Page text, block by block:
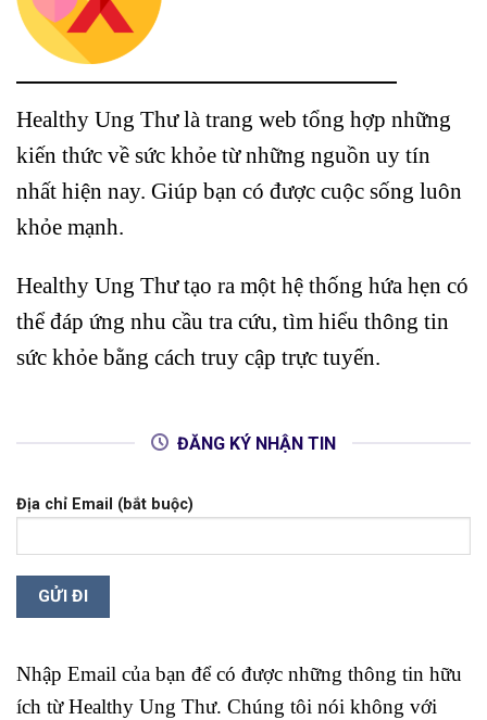
Healthy Ung Thư là trang web tổng hợp những
kiến thức về sức khỏe từ những nguồn uy tín
nhất hiện nay. Giúp bạn có được cuộc sống luôn
khỏe mạnh.
Healthy Ung Thư tạo ra một hệ thống hứa hẹn có
thể đáp ứng nhu cầu tra cứu, tìm hiểu thông tin
sức khỏe bằng cách truy cập trực tuyến.
ĐĂNG KÝ NHẬN TIN
Địa chỉ Email (bắt buộc)
Nhập Email của bạn để có được những thông tin hữu
ích từ Healthy Ung Thư. Chúng tôi nói không với